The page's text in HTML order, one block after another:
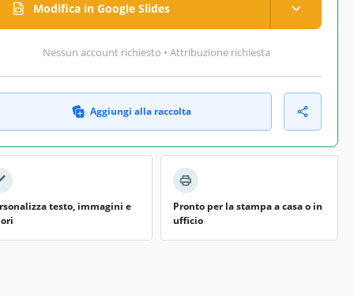
Modifica in Google Slides
Nessun account richiesto • Attribuzione richiesta
Aggiungi alla raccolta
testo, immagini e
Pronto per la stampa a casa o in
ufficio